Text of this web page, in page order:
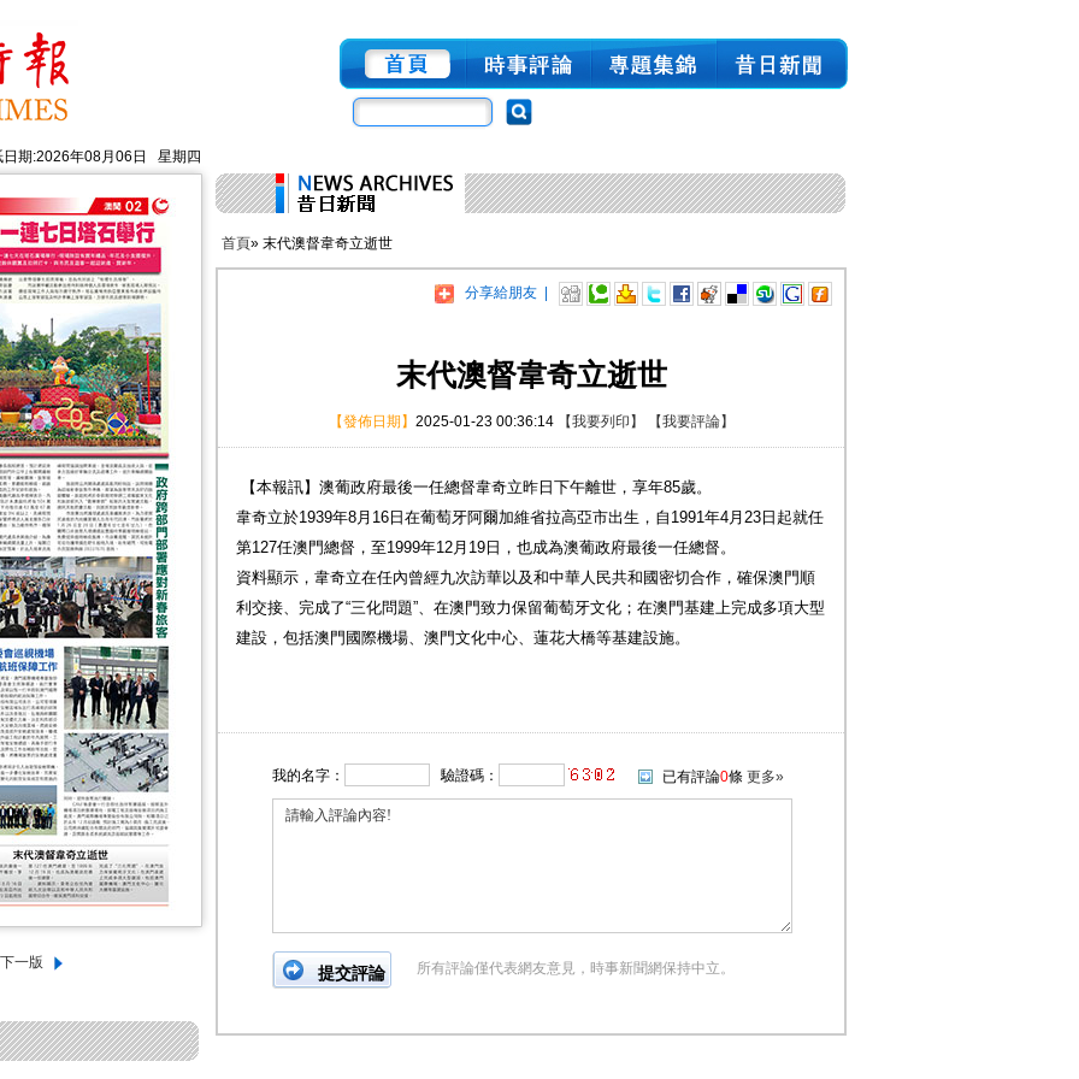
日期:2026年08月06日 星期四
首頁» 末代澳督韋奇立逝世
分享給朋友 |
末代澳督韋奇立逝世
【發佈日期】 2025-01-23 00:36:14 【我要列印】 【我要評論】
【本報訊】澳葡政府最後一任總督韋奇立昨日下午離世，享年85歲。
韋奇立於1939年8月16日在葡萄牙阿爾加維省拉高亞市出生，自1991年4月23日起就任
第127任澳門總督，至1999年12月19日，也成為澳葡政府最後一任總督。
資料顯示，韋奇立在任內曾經九次訪華以及和中華人民共和國密切合作，確保澳門順
利交接、完成了“三化問題”、在澳門致力保留葡萄牙文化；在澳門基建上完成多項大型
建設，包括澳門國際機場、澳門文化中心、蓮花大橋等基建設施。
我的名字： 驗證碼： 已有評論0條 更多»
所有評論僅代表網友意見，時事新聞網保持中立。